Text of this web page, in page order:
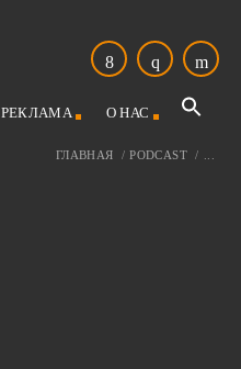
РЕКЛАМА О НАС
ГЛАВНАЯ / PODCAST /